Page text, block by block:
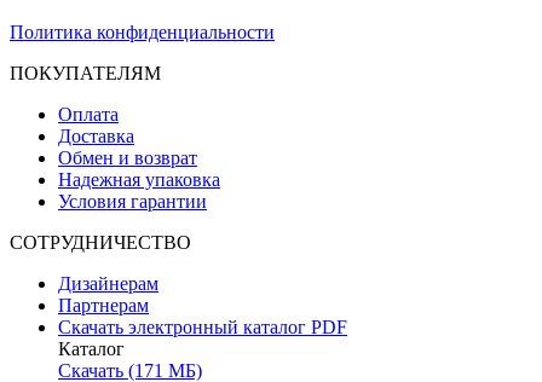
Политика конфиденциальности
ПОКУПАТЕЛЯМ
Оплата
Доставка
Обмен и возврат
Надежная упаковка
Условия гарантии
СОТРУДНИЧЕСТВО
Дизайнерам
Партнерам
Скачать электронный каталог PDF
Каталог
Скачать (171 МБ)